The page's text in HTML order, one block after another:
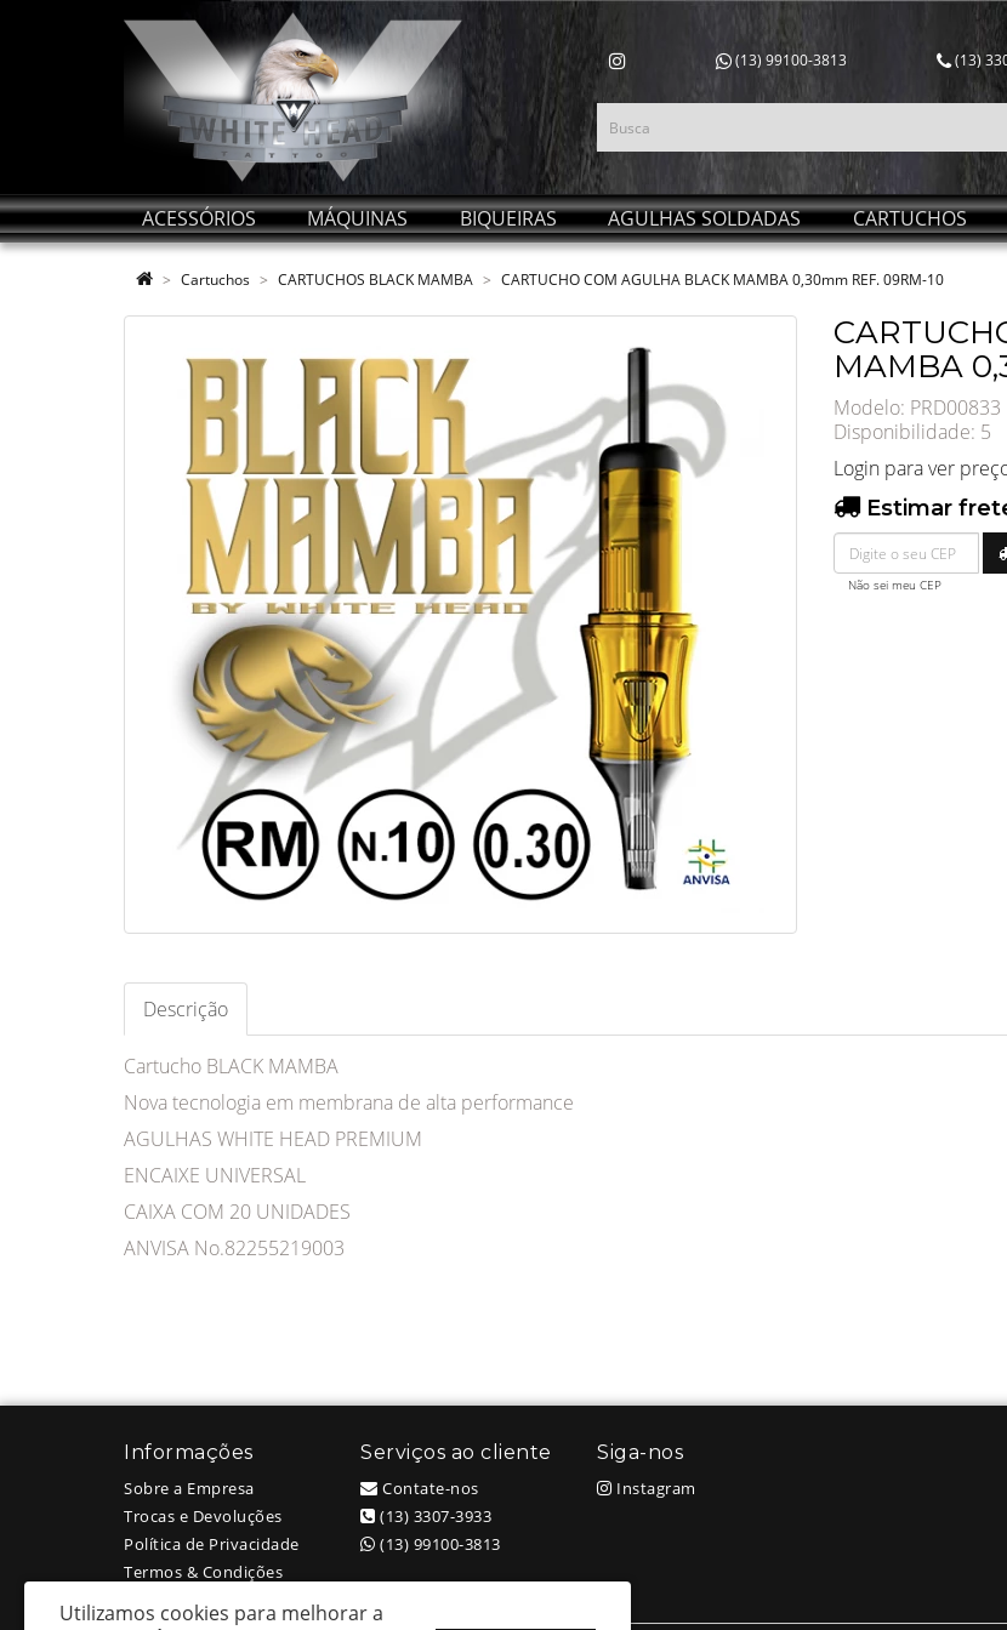
(13) 99100-3813 (13)
ACESSÓRIOS MÁQUINAS BIQUEIRAS AGULHAS SOLDADAS CARTUCHOS
Cartuchos CARTUCHOS BLACK MAMBA CARTUCHO COM AGULHA BLACK MAMBA 0,30mm REF. 09RM-10
MAMBA
Modelo: PRD00833
Disponibilidade: 5
Login para ver
Estimar
Não sei meu CEP
Descrição
Cartucho BLACK MAMBA
Nova tecnologia em membrana de alta performance
AGULHAS WHITE HEAD PREMIUM
ENCAIXE UNIVERSAL
CAIXA COM 20 UNIDADES
ANVISA No.82255219003
Informações
Sobre a Empresa
Trocas e Devoluções
Política de Privacidade
Termos & Condições
Serviços ao cliente
Contate-nos
(13) 3307-3933
(13) 99100-3813
Siga-nos
Instagram
Utilizamos cookies para melhorar a